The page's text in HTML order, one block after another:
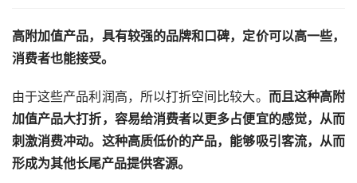
高附加值产品，具有较强的品牌和口碑，定价可以高一些，
消费者也能接受。
由于这些产品利润高，所以打折空间比较大。 而且这种高附
加值产品大打折，容易给消费者以更多占便宜的感觉，从而
刺激消费冲动。这种高质低价的产品，能够吸引客流，从而
形成为其他长尾产品提供客源。